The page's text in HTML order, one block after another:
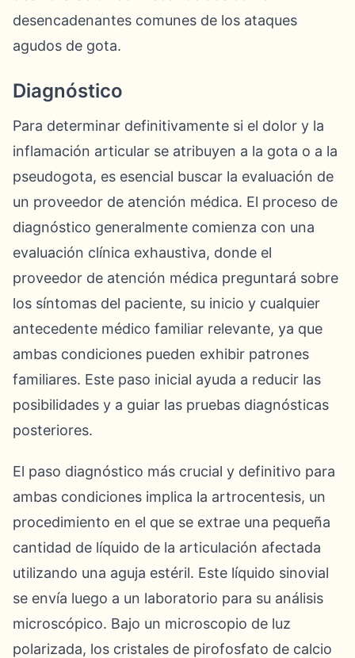
desencadenantes comunes de los ataques
agudos de gota.
Diagnóstico
Para determinar definitivamente si el dolor y la
inflamación articular se atribuyen a la gota o a la
pseudogota, es esencial buscar la evaluación de
un proveedor de atención médica. El proceso de
diagnóstico generalmente comienza con una
evaluación clínica exhaustiva, donde el
proveedor de atención médica preguntará sobre
los síntomas del paciente, su inicio y cualquier
antecedente médico familiar relevante, ya que
ambas condiciones pueden exhibir patrones
familiares. Este paso inicial ayuda a reducir las
posibilidades y a guiar las pruebas diagnósticas
posteriores.
El paso diagnóstico más crucial y definitivo para
ambas condiciones implica la artrocentesis, un
procedimiento en el que se extrae una pequeña
cantidad de líquido de la articulación afectada
utilizando una aguja estéril. Este líquido sinovial
se envía luego a un laboratorio para su análisis
microscópico. Bajo un microscopio de luz
polarizada, los cristales de pirofosfato de calcio